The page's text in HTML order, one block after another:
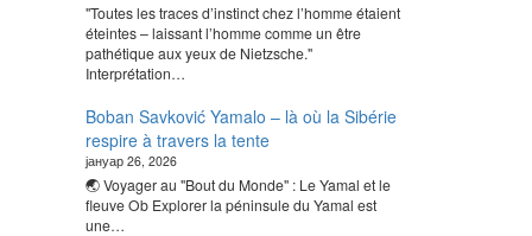
"Toutes les traces d’instinct chez l’homme étaient
éteintes – laissant l’homme comme un être
pathétique aux yeux de Nietzsche."
Interprétation…
Boban Savković Yamalo – là où la Sibérie
respire à travers la tente
јануар 26, 2026
🌏 Voyager au "Bout du Monde" : Le Yamal et le
fleuve Ob Explorer la péninsule du Yamal est
une…